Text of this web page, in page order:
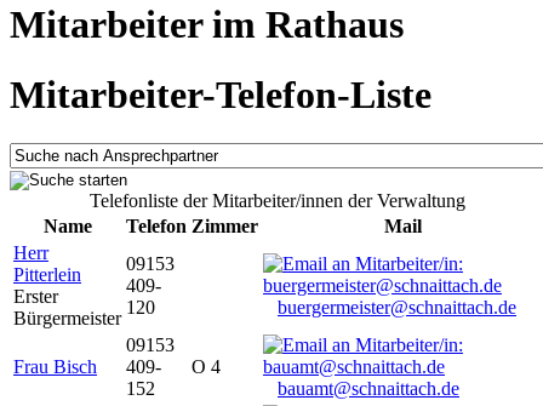
Mitarbeiter im Rathaus
Mitarbeiter-Telefon-Liste
Telefonliste der Mitarbeiter/innen der Verwaltung
Name
Telefon Zimmer
Mail
Herr
Pitterlein
Erster
Bürgermeister
09153
409-
120
buergermeister@schnaittach.de
Frau Bisch
09153
409-
152
O 4
bauamt@schnaittach.de